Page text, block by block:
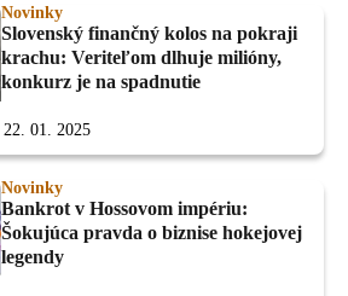
Novinky
Slovenský finančný kolos na pokraji
krachu: Veriteľom dlhuje milióny,
konkurz je na spadnutie
22. 01. 2025
Novinky
Bankrot v Hossovom impériu:
Šokujúca pravda o biznise hokejovej
legendy